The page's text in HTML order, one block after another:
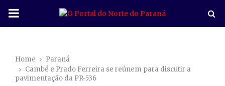
P
Home
Paraná
Cambé e Prado Ferreira se reúnem para discutir a
pavimentação da PR-536